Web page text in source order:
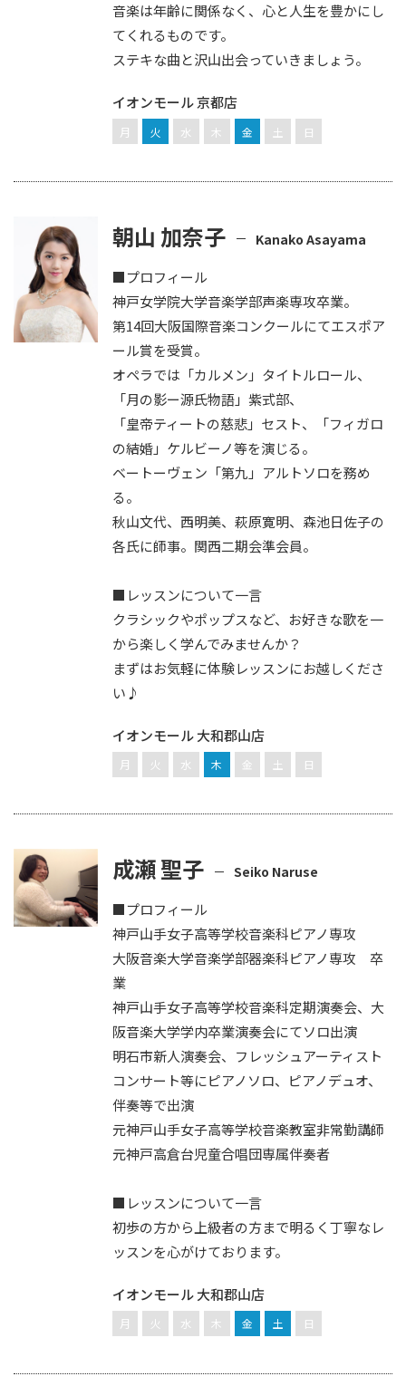
音楽は年齢に関係なく、心と人生を豊かにし
てくれるものです。
ステキな曲と沢山出会っていきましょう。
イオンモール 京都店
月 火 水 木 金 土 日
朝山 加奈子 Kanako Asayama
■プロフィール
神戸女学院大学音楽学部声楽専攻卒業。
第14回大阪国際音楽コンクールにてエスポア
ール賞を受賞。
オペラでは「カルメン」タイトルロール、
「月の影ー源氏物語」紫式部、
「皇帝ティートの慈悲」セスト、「フィガロ
の結婚」ケルビーノ等を演じる。
ベートーヴェン「第九」アルトソロを務め
る。
秋山文代、西明美、萩原寛明、森池日佐子の
各氏に師事。関西二期会準会員。
■レッスンについて一言
クラシックやポップスなど、お好きな歌を一
から楽しく学んでみませんか？
まずはお気軽に体験レッスンにお越しくださ
い♪
イオンモール 大和郡山店
月 火 水 木 金 土 日
成瀬 聖子 Seiko Naruse
■プロフィール
神戸山手女子高等学校音楽科ピアノ専攻
大阪音楽大学音楽学部器楽科ピアノ専攻 卒
業
神戸山手女子高等学校音楽科定期演奏会、大
阪音楽大学学内卒業演奏会にてソロ出演
明石市新人演奏会、フレッシュアーティスト
コンサート等にピアノソロ、ピアノデュオ、
伴奏等で出演
元神戸山手女子高等学校音楽教室非常勤講師
元神戸高倉台児童合唱団専属伴奏者
■レッスンについて一言
初歩の方から上級者の方まで明るく丁寧なレ
ッスンを心がけております。
イオンモール 大和郡山店
月 火 水 木 金 土 日